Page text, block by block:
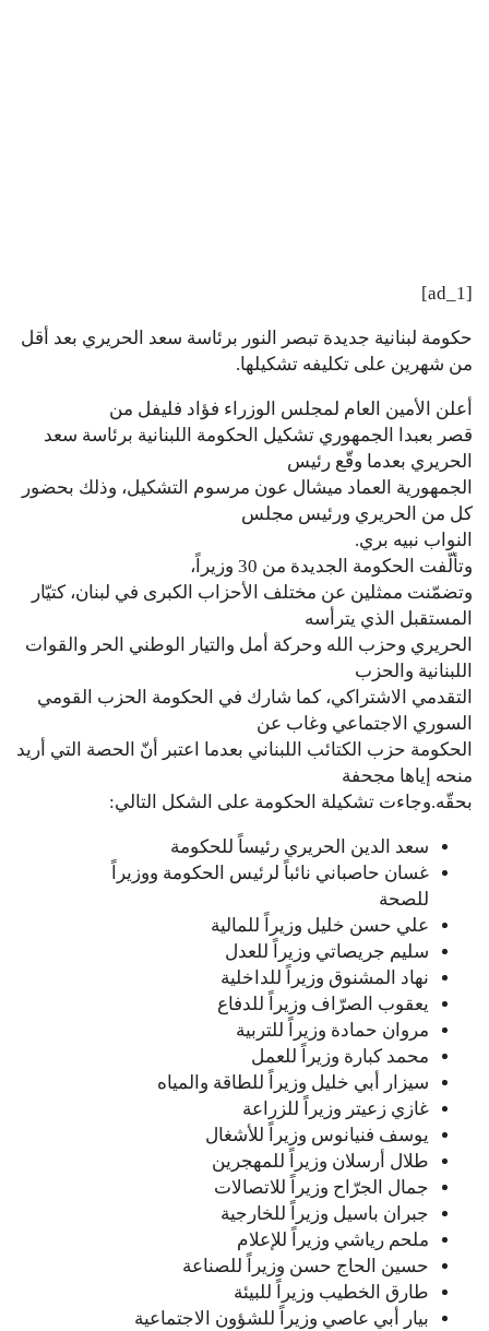
[ad_1]
حكومة لبنانية جديدة تبصر النور برئاسة سعد الحريري بعد أقل
من شهرين على تكليفه تشكيلها.
أعلن الأمين العام لمجلس الوزراء فؤاد فليفل من
قصر بعبدا الجمهوري تشكيل الحكومة اللبنانية برئاسة سعد
الحريري بعدما وقّع رئيس
الجمهورية العماد ميشال عون مرسوم التشكيل، وذلك بحضور
كل من الحريري ورئيس مجلس
النواب نبيه بري.
وتألّفت الحكومة الجديدة من 30 وزيراً،
وتضمّنت ممثلين عن مختلف الأحزاب الكبرى في لبنان، كتيّار
المستقبل الذي يترأسه
الحريري وحزب الله وحركة أمل والتيار الوطني الحر والقوات
اللبنانية والحزب
التقدمي الاشتراكي، كما شارك في الحكومة الحزب القومي
السوري الاجتماعي وغاب عن
الحكومة حزب الكتائب اللبناني بعدما اعتبر أنّ الحصة التي أريد
منحه إياها مجحفة
بحقّه.وجاءت تشكيلة الحكومة على الشكل التالي:
سعد الدين الحريري رئيساً للحكومة
غسان حاصباني نائباً لرئيس الحكومة ووزيراً
للصحة
علي حسن خليل وزيراً للمالية
سليم جريصاتي وزيراً للعدل
نهاد المشنوق وزيراً للداخلية
يعقوب الصرّاف وزيراً للدفاع
مروان حمادة وزيراً للتربية
محمد كبارة وزيراً للعمل
سيزار أبي خليل وزيراً للطاقة والمياه
غازي زعيتر وزيراً للزراعة
يوسف فنيانوس وزيراً للأشغال
طلال أرسلان وزيراً للمهجرين
جمال الجرّاح وزيراً للاتصالات
جبران باسيل وزيراً للخارجية
ملحم رياشي وزيراً للإعلام
حسين الحاج حسن وزيراً للصناعة
طارق الخطيب وزيراً للبيئة
بيار أبي عاصي وزيراً للشؤون الاجتماعية